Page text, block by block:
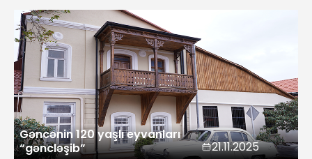
Gəncənin 120 yaşlı eyvanları
“gəncləşib”
21.11.2025